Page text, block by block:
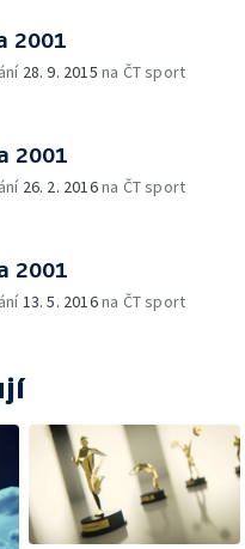
2001
28. 9. 2015 na ČT sport
2001
26. 2. 2016na ČT sport
2001
13. 5. 2016na ČT sport